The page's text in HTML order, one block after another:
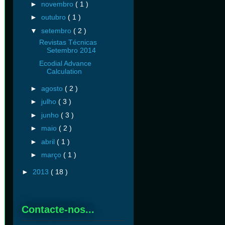
► novembro ( 1 )
► outubro ( 1 )
▼ setembro ( 2 )
Revistas Técnicas
Setembro 2014
Ecodial Advance
Calculation
► agosto ( 2 )
► julho ( 3 )
► junho ( 3 )
► maio ( 2 )
► abril ( 1 )
► março ( 1 )
► 2013 ( 18 )
Contacte-nos...